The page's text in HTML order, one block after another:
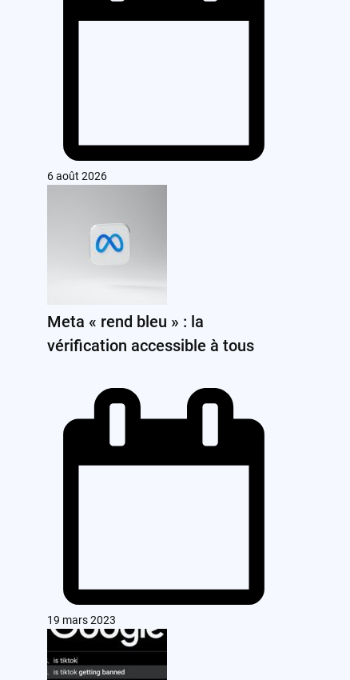
6 août 2026
Meta « rend bleu » : la
vérification accessible à tous
19 mars 2023